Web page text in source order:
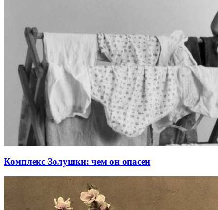
Комплекс Золушки: чем он опасен